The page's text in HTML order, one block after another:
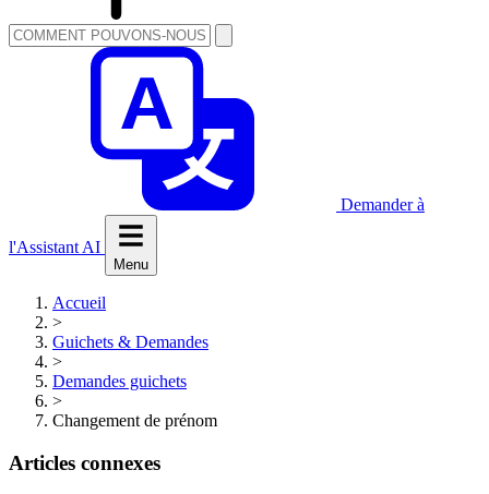
Demander à
l'Assistant AI
Menu
Accueil
>
Guichets & Demandes
>
Demandes guichets
>
Changement de prénom
Articles connexes